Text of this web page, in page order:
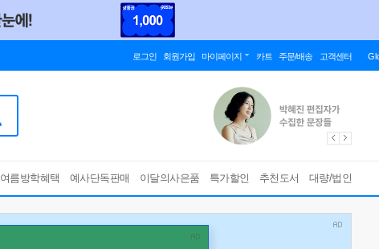
로그인 회원가입 마이페이지 카트 주문/배송 고객센터
여름방학혜택 예사단독판매 이달의사은품 특가할인 추천도서 대량/법인